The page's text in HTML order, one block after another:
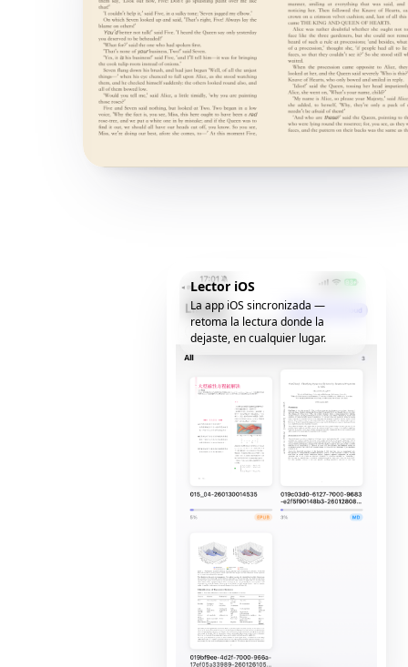
Lector iOS
La app iOS sincronizada —
retoma la lectura donde la
dejaste, en cualquier lugar.